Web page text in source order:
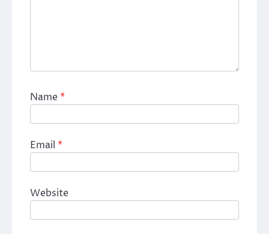
Name*
Email *
Website